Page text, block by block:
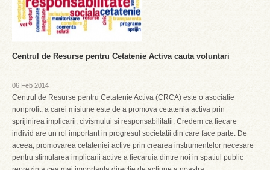
Centrul de Resurse pentru Cetatenie Activa cauta voluntari
06 Feb 2014
Centrul de Resurse pentru Cetatenie Activa (CRCA) este o asociatie
nonprofit, a carei misiune este de a promova cetatenia activa prin
sprijinirea implicarii, civismului si responsabilitatii. Credem ca fiecare
individ are un rol important in progresul societatii din care face parte. De
aceea, promovarea cetateniei active prin crearea instrumentelor necesare
pentru stimularea implicarii active a fiecaruia dintre noi in spatiul public